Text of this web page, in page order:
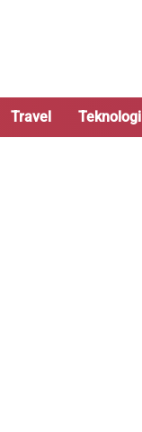
Travel Teknologi